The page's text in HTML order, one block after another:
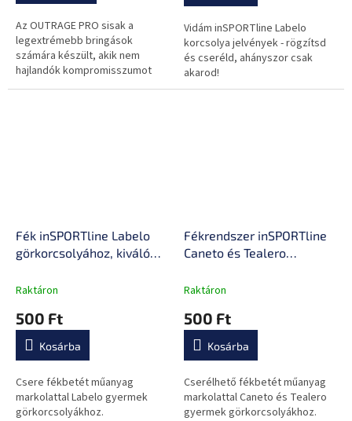
Az OUTRAGE PRO sisak a
legextrémebb bringások
számára készült, akik nem
hajlandók kompromisszumot
kötni sem a biztonság, sem a
Vidám inSPORTline Labelo
korcsolya jelvények - rögzítsd
és cseréld, ahányszor csak
akarod!
Fék inSPORTline Labelo
görkorcsolyához, kiváló
rögzítés, szintetikus gumi
Raktáron
500 Ft
Kosárba
Csere fékbetét műanyag
markolattal Labelo gyermek
görkorcsolyákhoz.
Fékrendszer inSPORTline
Caneto és Tealero
tapadás, csavaros
Raktáron
500 Ft
Kosárba
Cserélhető fékbetét műanyag
markolattal Caneto és Tealero
gyermek görkorcsolyákhoz.